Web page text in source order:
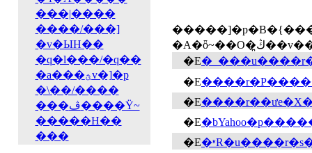
���|����
����/���]
�v�ЫH��
�q�l���/�q��
�a���ؿv�]�p
�\��/����
���ڤ����Ϋ~
�����H��
���
�E
�E
�E
�E
�E